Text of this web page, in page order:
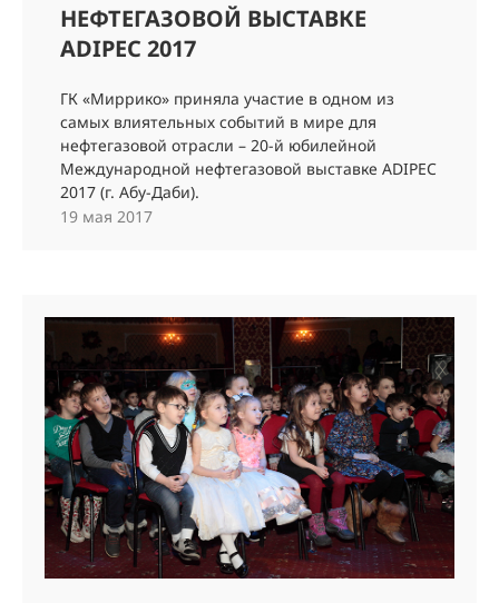
НЕФТЕГАЗОВОЙ ВЫСТАВКЕ
ADIPEC 2017
ГК «Миррико» приняла участие в одном из
самых влиятельных событий в мире для
нефтегазовой отрасли – 20-й юбилейной
Международной нефтегазовой выставке ADIPEC
2017 (г. Абу-Даби).
19 мая 2017